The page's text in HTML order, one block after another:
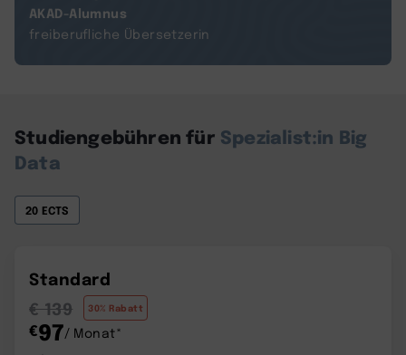
AKAD-Alumnus
freiberufliche Übersetzerin
Studiengebühren für Spezialist:in Big
Data
20 ECTS
Standard
€ 139
30% Rabatt
€97/ Monat*